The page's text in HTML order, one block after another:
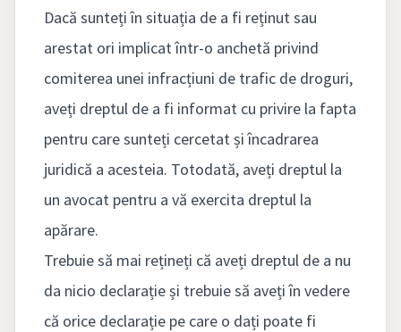
Dacă sunteți în situația de a fi reținut sau
arestat ori implicat într-o anchetă privind
comiterea unei infracțiuni de trafic de droguri,
aveți dreptul de a fi informat cu privire la fapta
pentru care sunteți cercetat și încadrarea
juridică a acesteia. Totodată, aveți dreptul la
un avocat pentru a vă exercita dreptul la
apărare.
Trebuie să mai rețineți că aveți dreptul de a nu
da nicio declarație și trebuie să aveți în vedere
că orice declarație pe care o dați poate fi